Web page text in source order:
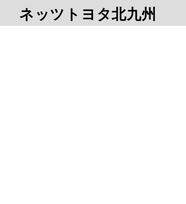
ネッツトヨタ北九州